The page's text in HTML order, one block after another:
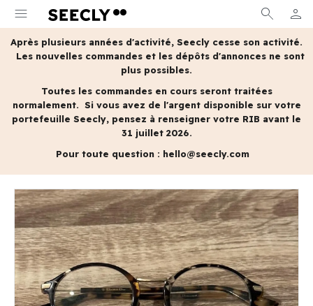
menu search person
MON
Après plusieurs années d'activité, Seecly cesse son activité.
Les nouvelles commandes et les dépôts d'annonces ne sont
plus possibles.
Toutes les commandes en cours seront traitées
normalement. Si vous avez de l'argent disponible sur votre
portefeuille Seecly, pensez à renseigner votre RIB avant le
31 juillet 2026.
Pour toute question : hello@seecly.com